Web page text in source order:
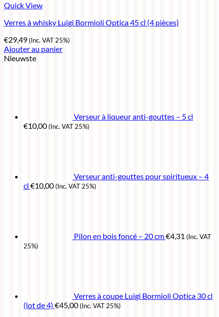
Quick View
Verres à whisky Luigi Bormioli Optica 45 cl (4 pièces)
€29,49(Inc. VAT 25%)
Ajouter au panier
Nieuwste
Verseur à liqueur anti-gouttes – 5 cl
€10,00(Inc. VAT 25%)
Verseur anti-gouttes pour spiritueux – 4
cl €10,00(Inc. VAT 25%)
Pilon en bois foncé – 20 cm€4,31 (Inc. VAT
25%)
Verres à coupe Luigi Bormioli Optica 30 cl
(lot de 4) €45,00(Inc. VAT 25%)